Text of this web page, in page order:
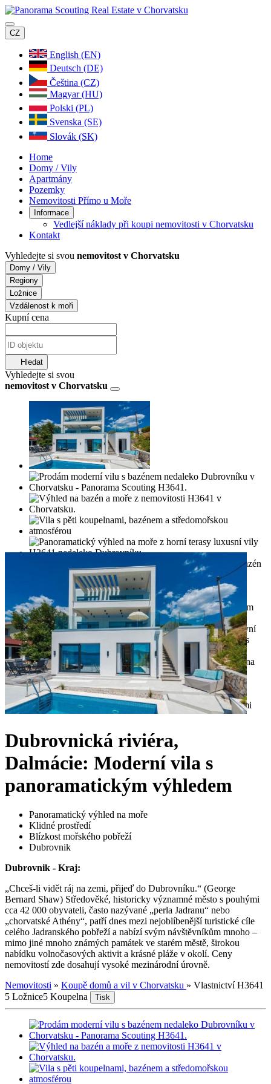
CZ
English (EN)
Deutsch (DE)
Čeština (CZ)
Magyar (HU)
Polski (PL)
Svenska (SE)
Slovák (SK)
Home
Domy / Vily
Apartmány
Pozemky
Nemovitosti Přímo u Moře
Informace
Vedlejší náklady při koupi nemovitosti v Chorvatsku
Kontakt
Vyhledejte si svou nemovitost v Chorvatsku
Domy / Vily
Regiony
Ložnice
Vzdálenost k moři
Kupní cena
Hledat
Vyhledejte si svou
nemovitost v Chorvatsku
Dubrovnická riviéra,
Dalmácie: Moderní vila s
panoramatickým výhledem
Panoramatický výhled na moře
Klidné prostředí
Blízkost mořského pobřeží
Dubrovnik
Dubrovnik - Kraj:
„Chceš-li vidět ráj na zemi, přijeď do Dubrovníku.“ (George
Bernard Shaw) Středověké, historicky významné město s pouhými
cca 42 000 obyvateli, často nazývané „perla Jadranu“ nebo
„chorvatské Athény“, patří dnes mezi nejoblíbenější turistické cíle
celého Jadranského pobřeží a nabízí svým návštěvníkům mnoho –
mimo jiné mnoho známých památek ve starém městě, širokou
nabídku volnočasových aktivit a krásné pláže v okolí. Ceny
nemovitostí zde dosahují vysoké mezinárodní úrovně.
Nemovitosti » Koupě domů a vil v Chorvatsku » Vlastnictví H3641
5 Ložnice5 Koupelna Tisk